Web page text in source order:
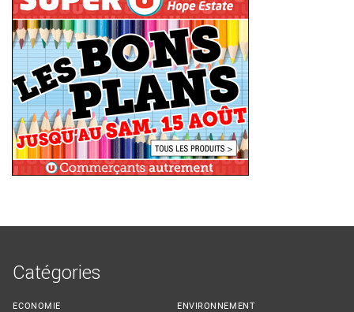
Catégories
ECONOMIE
ENVIRONNEMENT